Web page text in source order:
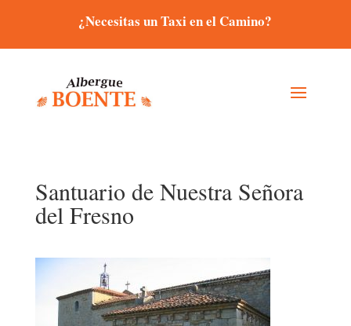
¿Necesitas un Taxi en el Camino?
Santuario de Nuestra Señora
del Fresno